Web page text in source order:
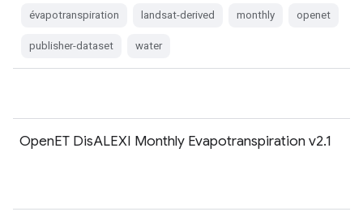
évapotranspiration landsat-derived monthly openet
publisher-dataset water
OpenET DisALEXI Monthly Evapotranspiration v2.1